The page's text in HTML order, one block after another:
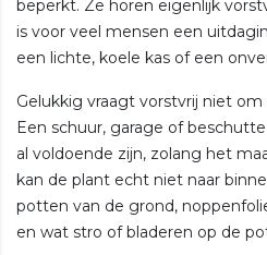
beperkt. Ze horen eigenlijk
is voor veel mensen een
een lichte, koele kas of een
Gelukkig vraagt vorstvrij niet
Een schuur, garage of
al voldoende zijn, zolang het
kan de plant echt niet naar
potten van de grond,
en wat stro of bladeren op de